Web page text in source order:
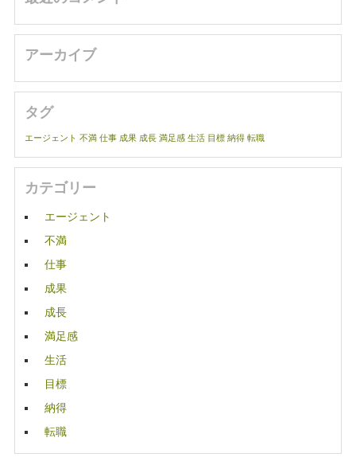
アーカイブ
タグ
エージェント 不満 仕事 成果 成長 満足感 生活 目標 納得 転職
カテゴリー
エージェント
不満
仕事
成果
成長
満足感
生活
目標
納得
転職